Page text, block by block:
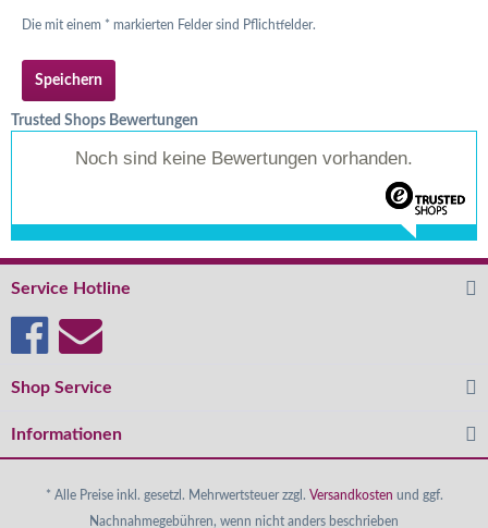
Die mit einem * markierten Felder sind Pflichtfelder.
Speichern
Trusted Shops Bewertungen
Noch sind keine Bewertungen vorhanden.
Service Hotline
Shop Service
Informationen
* Alle Preise inkl. gesetzl. Mehrwertsteuer zzgl. Versandkosten und ggf.
Nachnahmegebühren, wenn nicht anders beschrieben